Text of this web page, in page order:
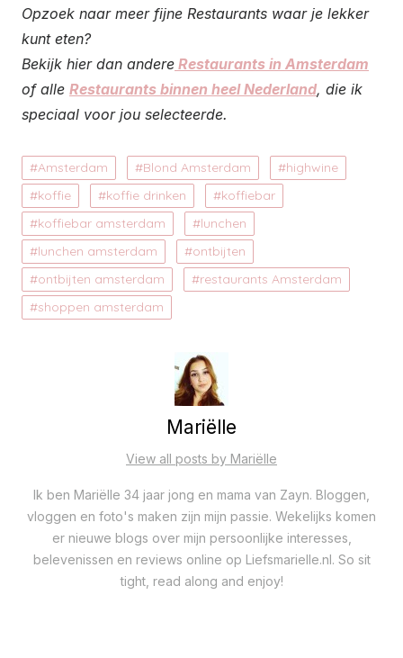
Opzoek naar meer fijne Restaurants waar je lekker
kunt eten?
Bekijk hier dan andere Restaurants in Amsterdam
of alle Restaurants binnen heel Nederland, die ik
speciaal voor jou selecteerde.
Amsterdam Blond Amsterdam
highwine
koffie
koffie drinken
koffiebar
koffiebar amsterdam
lunchen
lunchen amsterdam
ontbijten
ontbijten amsterdam
restaurants Amsterdam
shoppen amsterdam
Mariëlle
View all posts by Mariëlle
Ik ben Mariëlle 34 jaar jong en mama van Zayn. Bloggen,
vloggen en foto's maken zijn mijn passie. Wekelijks komen
er nieuwe blogs over mijn persoonlijke interesses,
belevenissen en reviews online op Liefsmarielle.nl. So sit
tight, read along and enjoy!